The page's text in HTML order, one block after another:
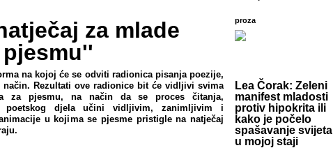
za mlade
na kojoj će se odviti radionica pisanja poezije,
način. Rezultati ove radionice bit će vidljivi svima
za pjesmu, na način da se proces čitanja,
poetskog djela učini vidljivim, zanimljivim i
u kojima se pjesme pristigle na natječaj
proza
Lea Čorak: Zeleni
manifest mladosti
protiv hipokrita ili
kako je počelo
spašavanje svijeta
u mojoj staji